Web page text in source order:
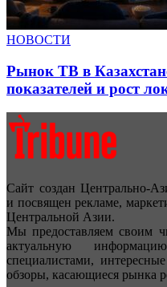
НОВОСТИ
Рынок ТВ в
показателей и рост
Сайт создан Центрально-
и посвящен рекламе,
Центральной Азии.
Мы предоставляем своим
актуальную
специалистами,
обзоры, касающиеся рынка